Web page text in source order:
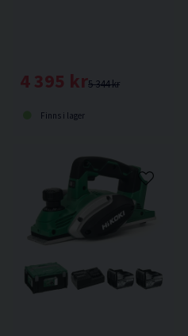
5 344 kr
4 395 kr
Finns i lager